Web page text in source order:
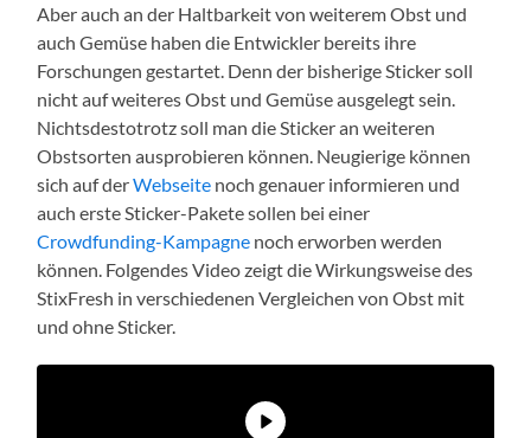
Aber auch an der Haltbarkeit von weiterem Obst und
auch Gemüse haben die Entwickler bereits ihre
Forschungen gestartet. Denn der bisherige Sticker soll
nicht auf weiteres Obst und Gemüse ausgelegt sein.
Nichtsdestotrotz soll man die Sticker an weiteren
Obstsorten ausprobieren können. Neugierige können
sich auf derWebseite noch genauer informieren und
auch erste Sticker-Pakete sollen bei einer
Crowdfunding-Kampagne noch erworben werden
können. Folgendes Video zeigt die Wirkungsweise des
StixFresh in verschiedenen Vergleichen von Obst mit
und ohne Sticker.